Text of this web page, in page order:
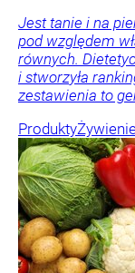
Jest tanie i na
pod względem
równych.
i stworzyła
zestawienia to
Produkty